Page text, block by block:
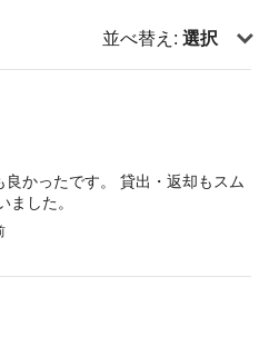
並べ替え: 選択
かったです。 貸出・返却もスム
ました。